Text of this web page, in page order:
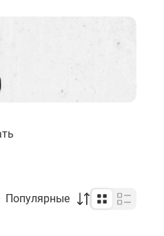
Популярные